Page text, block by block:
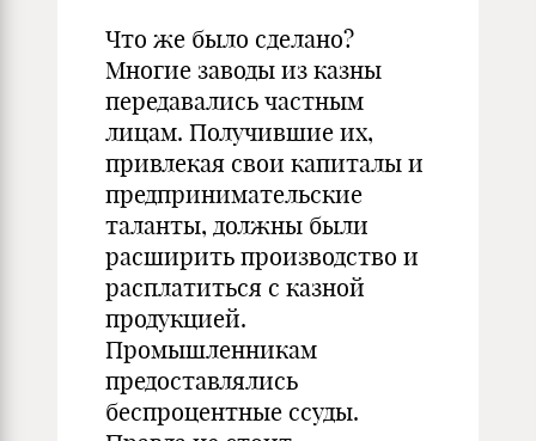
Что же было сделано?
Многие заводы из казны
передавались частным
лицам. Получившие их,
привлекая свои капиталы и
предпринимательские
таланты, должны были
расширить производство и
расплатиться с казной
продукцией.
Промышленникам
предоставлялись
беспроцентные ссуды.